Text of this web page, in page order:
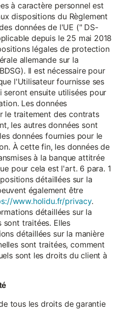
à caractère personnel est
dispositions du Règlement
données de l'UE (" DS-
depuis le 25 mai 2018
légales de protection
allemande sur la
Il est nécessaire pour
l'Utilisateur fournisse ses
seront ensuite utilisées pour
Les données
le traitement des contrats
les autres données sont
données fournies pour le
À cette fin, les données de
à la banque attitrée
pour cela est l'art. 6 para. 1
détaillées sur la
également être
www.holidu.fr/privacy.
détaillées sur la
sont traitées. Elles
détaillées sur la manière
sont traitées, comment
sont les droits du client à
tous les droits de garantie